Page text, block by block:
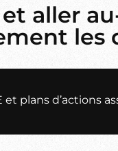
aller
les
et plans d’actions